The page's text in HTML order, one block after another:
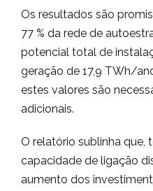
Os resultados são
77 % da rede de
potencial total de
geração de 17,9 TWh/
estes valores são
adicionais.
O relatório sublinha que,
capacidade de ligação
aumento dos